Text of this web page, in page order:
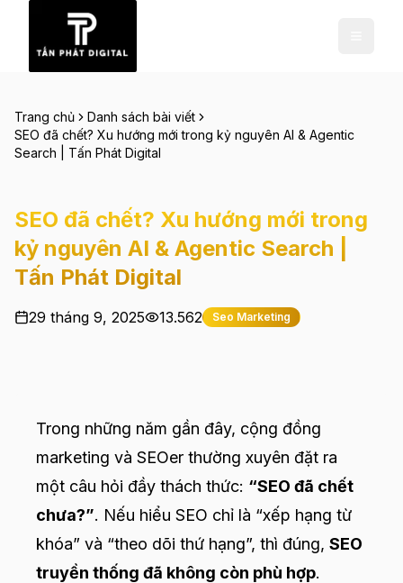
Trang chủ
Danh sách bài viết
SEO đã chết? Xu hướng mới trong kỷ nguyên AI & Agentic
Search | Tấn Phát Digital
SEO đã chết? Xu hướng mới trong
kỷ nguyên AI & Agentic Search |
Tấn Phát Digital
29 tháng 9, 2025 13.562 Seo Marketing
Trong những năm gần đây, cộng đồng
marketing và SEOer thường xuyên đặt ra
một câu hỏi đầy thách thức: “SEO đã chết
chưa?”. Nếu hiểu SEO chỉ là “xếp hạng từ
khóa” và “theo dõi thứ hạng”, thì đúng, SEO
truyền thống đã không còn phù hợp.